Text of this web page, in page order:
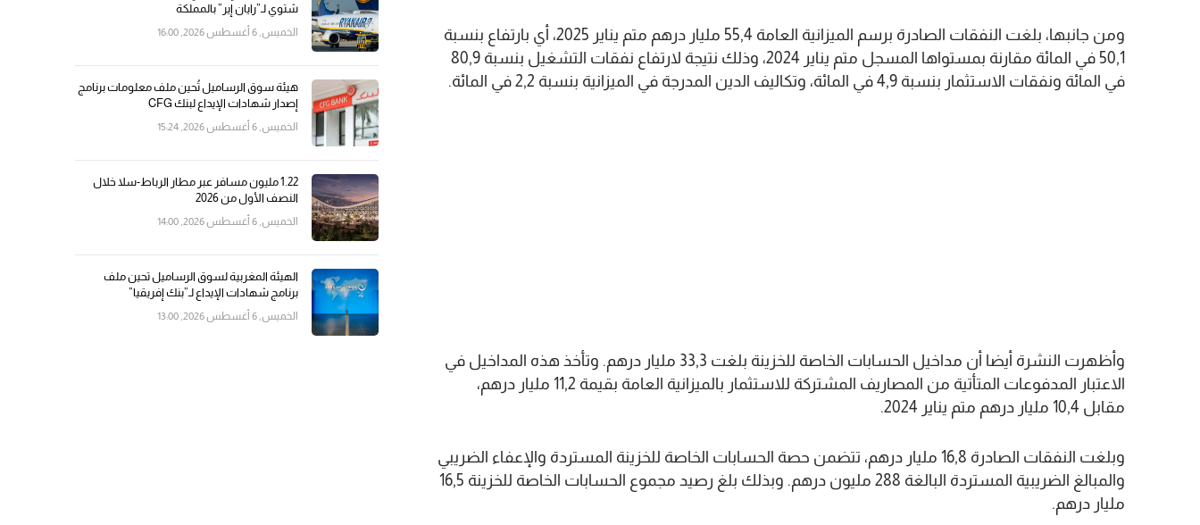
ومن جانبها، بلغت النفقات الصادرة برسم الميزانية العامة 55,4 مليار درهم متم يناير 2025، أي بارتفاع بنسبة
50,1 في المائة مقارنة بمستواها المسجل متم يناير 2024، وذلك نتيجة لارتفاع نفقات التشغيل بنسبة 80,9
في المائة ونفقات الاستثمار بنسبة 4,9 في المائة، وتكاليف الدين المدرجة في الميزانية بنسبة 2,2 في المائة.
وأظهرت النشرة أيضا أن مداخيل الحسابات الخاصة للخزينة بلغت 33,3 مليار درهم. وتأخذ هذه المداخيل في
الاعتبار المدفوعات المتأتية من المصاريف المشتركة للاستثمار بالميزانية العامة بقيمة 11,2 مليار درهم،
مقابل 10,4 مليار درهم متم يناير 2024.
وبلغت النفقات الصادرة 16,8 مليار درهم، تتضمن حصة الحسابات الخاصة للخزينة المستردة والإعفاء الضريبي
والمبالغ الضريبية المستردة البالغة 288 مليون درهم. وبذلك بلغ رصيد مجموع الحسابات الخاصة للخزينة 16,5
مليار درهم.
شتوي لـ”رايان إير” بالمملكة
الخميس, 6 أغسطس 2026, 16:00
هيئة سوق الرساميل تُحين ملف معلومات برنامج
إصدار شهادات الإيداع لبنك CFG
الخميس, 6 أغسطس 2026, 15:24
1.22 مليون مسافر عبر مطار الرباط-سلا خلال
النصف الأول من 2026
الخميس, 6 أغسطس 2026, 14:00
الهيئة المغربية لسوق الرساميل تحين ملف
برنامج شهادات الإيداع لـ”بنك إفريقيا”
الخميس, 6 أغسطس 2026, 13:00